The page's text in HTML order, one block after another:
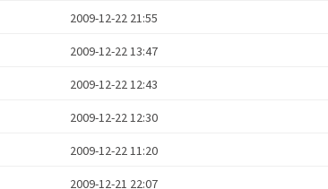
2009-12-22 21:55
2009-12-22 13:47
2009-12-22 12:43
2009-12-22 12:30
2009-12-22 11:20
2009-12-21 22:07